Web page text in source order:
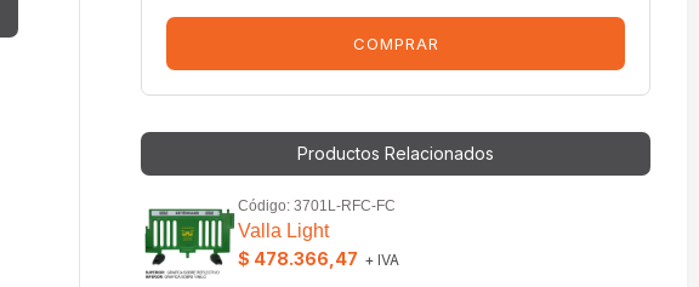
COMPRAR
Productos Relacionados
Código: 3701L-RFC-FC
Valla Light
$ 478.366,47 + IVA